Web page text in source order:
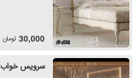
30,000 تومان
سرویس خواب